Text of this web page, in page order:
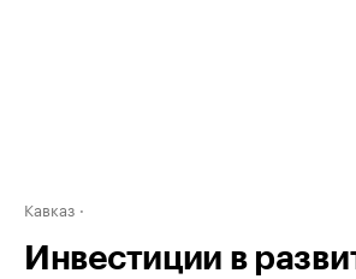
Кавказ
Инвестиции в